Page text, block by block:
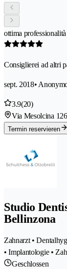
ottima professionalità
Consiglierei ad altri
sept. 2018•
3.9(20)
Via Mesolcina 12
Termin reservieren
Studio
Bellinzona
Zahnarzt •
• Implantologie •
Geschlossen